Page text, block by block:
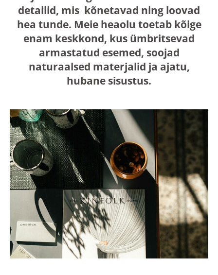
detailid, mis kõnetavad ning loovad
hea tunde. Meie heaolu toetab kõige
enam keskkond, kus ümbritsevad
armastatud esemed, soojad
naturaalsed materjalid ja ajatu,
hubane sisustus.